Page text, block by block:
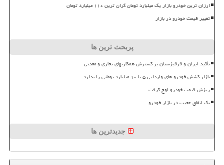
ارزان ترین خودرو بازار یک میلیارد تومان گران ترین ۱۱۰ میلیارد تومان
تغییر قیمت خودرو در بازار
پربحث ترین ها
تأکید ایران و قرقیزستان بر گسترش همکاریهای تجاری و معدنی
بازار کشش خودرو های وارداتی ۵ تا ۱۰ میلیارد تومانی را ندارد
ریزش قیمت خودرو اوج گرفت
بک اتفاق عجیب در بازار خودرو
جدیدترین ها